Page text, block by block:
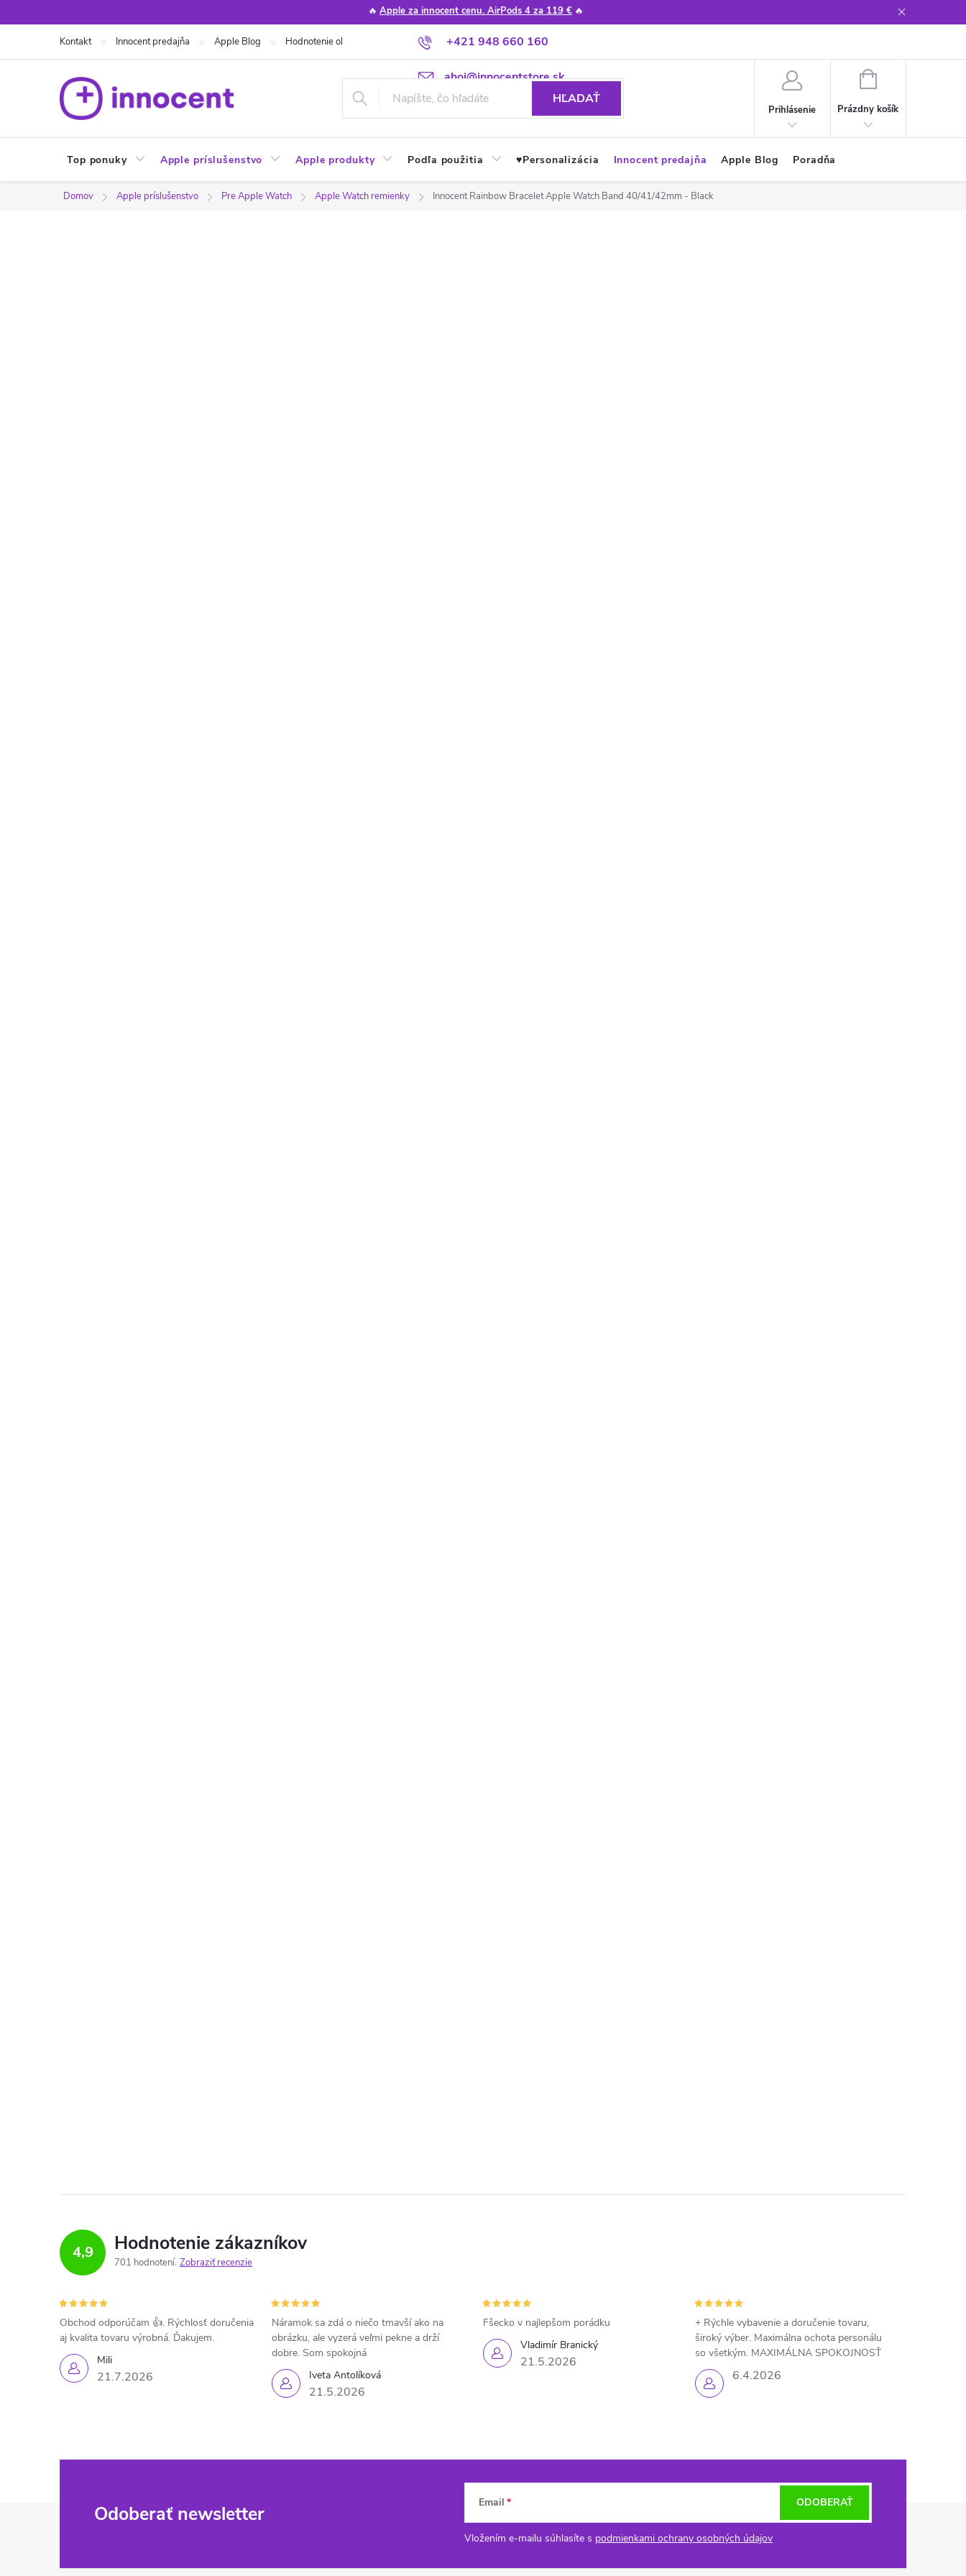
na
🔥 Apple za innocent cenu. AirPods 4 za 119 € 🔥
+421 948 660 160
ahoj@innocentstore.sk
Kontakt Innocent predajňa Apple Blog Hodnotenie obchodu Poradňa Apple návody a tipy
HĽADAŤ
Prihlásenie
NÁKUPNÝ
Prázdny košík
Top ponuky Apple príslušenstvo Apple produkty Podľa použitia ♥︎Personalizácia Innocent predajňa Apple Blog Poradňa
Domov Apple príslušenstvo Pre Apple Watch Apple Watch remienky Innocent Rainbow Bracelet Apple Watch Band 40/41/42mm - Black
4,9 Hodnotenie zákazníkov
701 hodnotení Zobraziť recenzie
Mili
21.7.2026
Obchod odporúčam 👍. Rýchlosť doručenia
aj kvalita tovaru výrobná. Ďakujem.
Iveta Antolíková
21.5.2026
Náramok sa zdá o niečo tmavší ako na
obrázku, ale vyzerá veľmi pekne a drží
dobre. Som spokojná
Vladimír Branický
21.5.2026
Fšecko v najlepšom porádku
6.4.2026
+ Rýchle vybavenie a doručenie tovaru,
široký výber. Maximálna ochota personálu
so všetkým. MAXIMÁLNA SPOKOJNOSŤ
Odoberať newsletter Email
Vložením e-mailu súhlasíte s podmienkami ochrany osobných údajov
ODOBERAŤ